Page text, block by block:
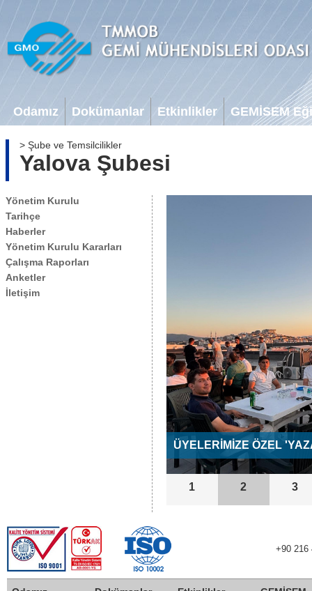
Odamız Dokümanlar Etkinlikler GEMİSEM
> Şube ve Temsilcilikler
Yalova Şubesi
Yönetim Kurulu
Tarihçe
Haberler
Yönetim Kurulu Kararları
Çalışma Raporları
Anketler
İletişim
ÜYELERİMİZE ÖZEL
1 2 3
+90 216